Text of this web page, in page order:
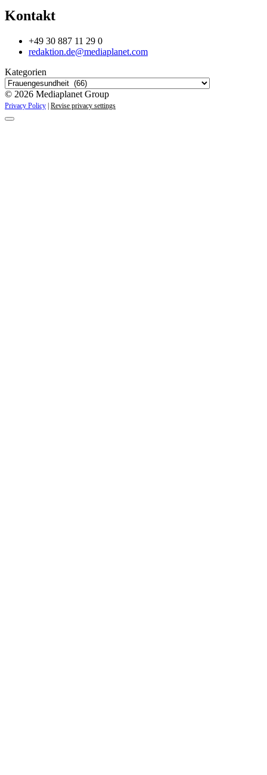
Kontakt
+49 30 887 11 29 0
redaktion.de@mediaplanet.com
Kategorien
© 2026 Mediaplanet Group
Privacy Policy | Revise privacy settings